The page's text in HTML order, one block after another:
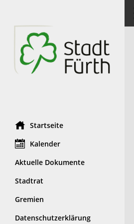
Startseite
Kalender
Aktuelle Dokumente
Stadtrat
Gremien
Datenschutzerklärung